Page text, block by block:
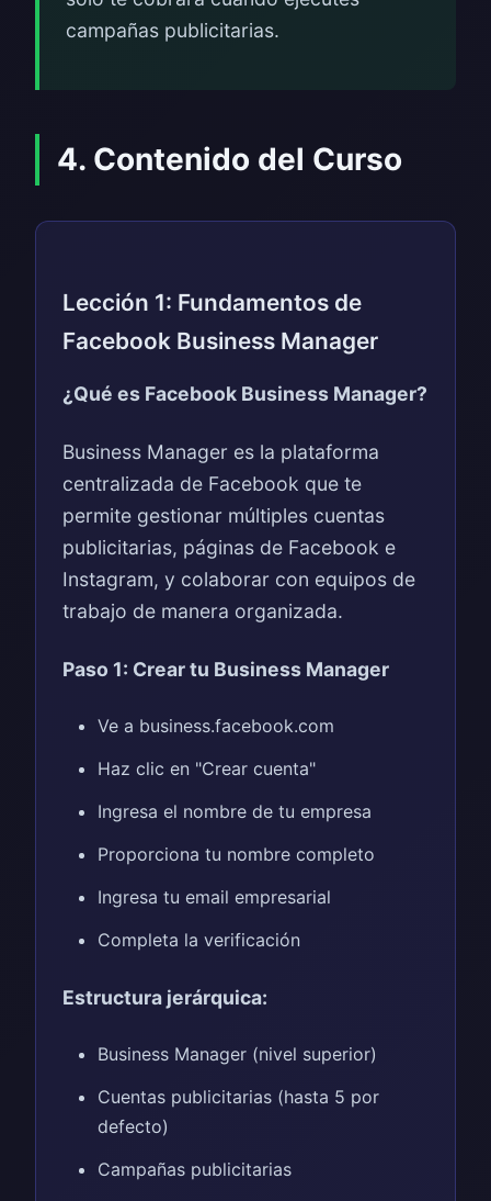
campañas publicitarias.
4. Contenido del Curso
Lección 1: Fundamentos de
Facebook Business Manager
¿Qué es Facebook Business Manager?
Business Manager es la plataforma
centralizada de Facebook que te
permite gestionar múltiples cuentas
publicitarias, páginas de Facebook e
Instagram, y colaborar con equipos de
trabajo de manera organizada.
Paso 1: Crear tu Business Manager
Ve a business.facebook.com
Haz clic en "Crear cuenta"
Ingresa el nombre de tu empresa
Proporciona tu nombre completo
Ingresa tu email empresarial
Completa la verificación
Estructura jerárquica:
Business Manager (nivel superior)
Cuentas publicitarias (hasta 5 por
defecto)
Campañas publicitarias